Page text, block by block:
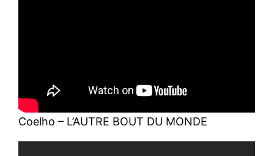
Coelho – L’AUTRE BOUT DU MONDE